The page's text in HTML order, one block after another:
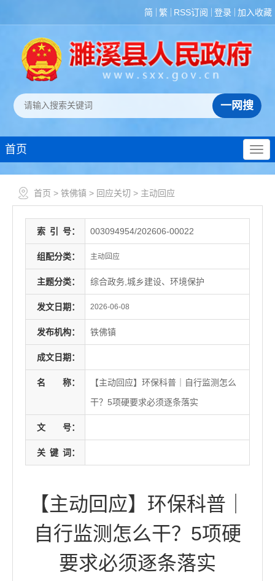
简 繁 RSS订阅 登录 加入收藏
首页
首页 > 铁佛镇 > 回应关切 > 主动回应
索 引 号： 003094954/202606-00022
组配分类： 主动回应
主题分类： 综合政务,城乡建设、环境保护
发文日期： 2026-06-08
发布机构： 铁佛镇
成文日期：
名 称：
【主动回应】环保科普｜自行监测怎么
干？5项硬要求必须逐条落实
文 号：
关 键 词：
【主动回应】环保科普｜
自行监测怎么干？5项硬
要求必须逐条落实